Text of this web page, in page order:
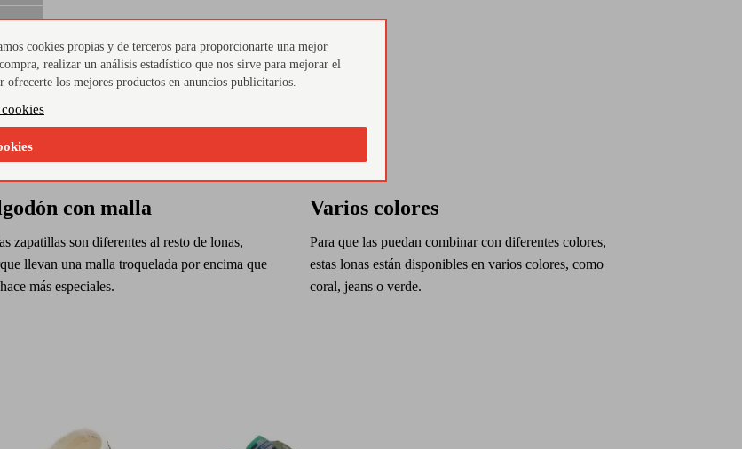
27
16,8
34
21,5
con malla
zapatillas son diferentes al resto de lonas,
llevan una malla troquelada por encima que
más especiales.
Varios colores
Para que las puedan combinar con diferentes colores,
estas lonas están disponibles en varios colores, como
coral, jeans o verde.
cookies propias y de terceros para proporcionarte una mejor
realizar un análisis estadístico que nos sirve para mejorar el
ofrecerte los mejores productos en anuncios publicitarios.